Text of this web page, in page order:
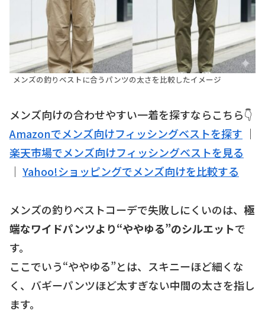
メンズの釣りベストに合うパンツの太さを比較したイメージ
メンズ向けの合わせやすい一着を探すならこちら👇
Amazonでメンズ向けフィッシングベストを探す ｜
楽天市場でメンズ向けフィッシングベストを見る
｜ Yahoo!ショッピングでメンズ向けを比較する
メンズの釣りベストコーデで失敗しにくいのは、 極
端なワイドパンツより“ややゆる”のシルエットで
す。
ここでいう“ややゆる”とは、スキニーほど細くな
く、バギーパンツほど太すぎない中間の太さを指し
ます。